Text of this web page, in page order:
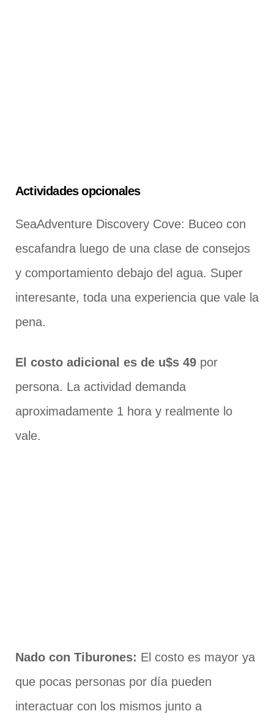
Actividades opcionales
SeaAdventure Discovery Cove: Buceo con
escafandra luego de una clase de consejos
y comportamiento debajo del agua. Super
interesante, toda una experiencia que vale la
pena.
El costo adicional es de u$s 49 por
persona. La actividad demanda
aproximadamente 1 hora y realmente lo
vale.
Nado con Tiburones: El costo es mayor ya
que pocas personas por día pueden
interactuar con los mismos junto a